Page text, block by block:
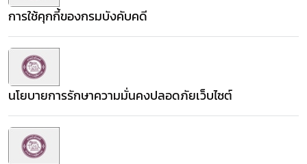
การใช้คุกกี้ของกรมบังคับคดี
นโยบายการรักษาความมั่นคงปลอดภัยเว็บไซต์